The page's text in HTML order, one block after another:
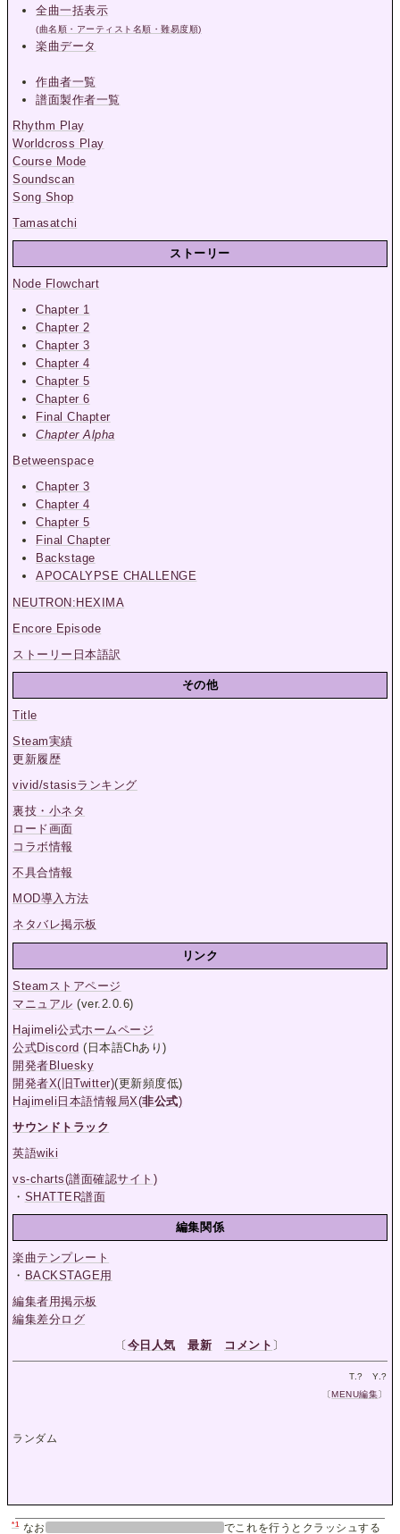
全曲一括表示
(曲名順・アーティスト名順・難易度順)
楽曲データ
作曲者一覧
譜面製作者一覧
Rhythm Play
Worldcross Play
Course Mode
Soundscan
Song Shop
Tamasatchi
ストーリー
Node Flowchart
Chapter 1
Chapter 2
Chapter 3
Chapter 4
Chapter 5
Chapter 6
Final Chapter
Chapter Alpha
Betweenspace
Chapter 3
Chapter 4
Chapter 5
Final Chapter
Backstage
APOCALYPSE CHALLENGE
NEUTRON:HEXIMA
Encore Episode
ストーリー日本語訳
その他
Title
Steam実績
更新履歴
vivid/stasisランキング
裏技・小ネタ
ロード画面
コラボ情報
不具合情報
MOD導入方法
ネタバレ掲示板
リンク
Steamストアページ
マニュアル (ver.2.0.6)
Hajimeli公式ホームページ
公式Discord (日本語Chあり)
開発者Bluesky
開発者X(旧Twitter)(更新頻度低)
Hajimeli日本語情報局X(非公式)
サウンドトラック
英語wiki
vs-charts(譜面確認サイト)
・ SHATTER譜面
編集関係
楽曲テンプレート
・ BACKSTAGE用
編集者用掲示板
編集差分ログ
〔 今日人気 最新 コメント 〕
T.? Y.?
〔 MENU編集〕
ランダム
*1 なお でこれを行うとクラッシュする